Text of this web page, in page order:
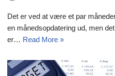
Det er ved at være et par
en månedsopdatering ud, men
er… Read More »